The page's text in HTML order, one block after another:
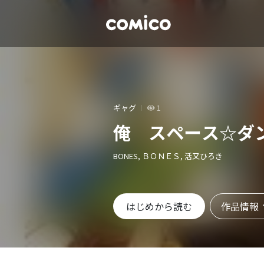
ギャグ 1
俺 スペース☆ダ
BONES, ＢＯＮＥＳ, 活又ひろき
はじめから読む 作品情報